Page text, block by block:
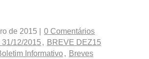
de 2015 |
0 Comentários
31/12/2015 , BREVE DEZ15
Informativo, Breves